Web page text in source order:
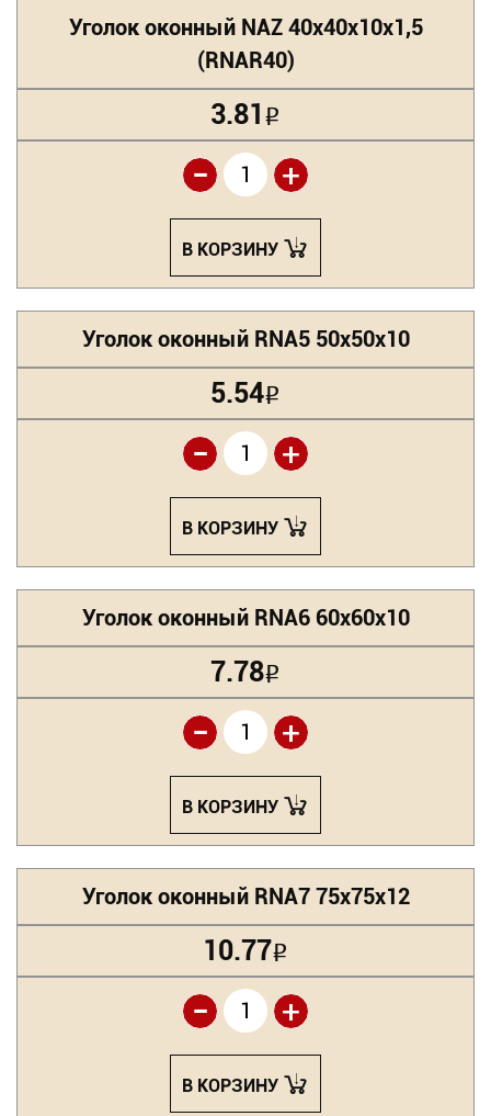
Уголок оконный NAZ 40х40х10х1,5
(RNAR40)
3.81 Р
+
-
В КОРЗИНУ
Уголок оконный RNA5 50х50х10
5.54Р
+
-
В КОРЗИНУ
Уголок оконный RNA6 60х60х10
7.78Р
+
-
В КОРЗИНУ
Уголок оконный RNA7 75х75х12
10.77Р
+
-
В КОРЗИНУ